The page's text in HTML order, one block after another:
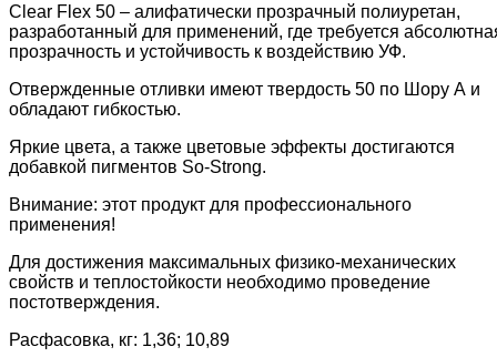
Clear Flex 50 – алифатически прозрачный полиуретан,
разработанный для применений, где требуется
прозрачность и устойчивость к воздействию УФ.
Отвержденные отливки имеют твердость 50 по Шору А и
обладают гибкостью.
Яркие цвета, а также цветовые эффекты достигаются
добавкой пигментов So-Strong.
Внимание: этот продукт для профессионального
применения!
Для достижения максимальных физико-механических
свойств и теплостойкости необходимо проведение
постотверждения.
Расфасовка, кг: 1,36; 10,89